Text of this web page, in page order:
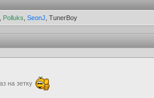
Polluks SeonJ , TunerBoy
на зетку